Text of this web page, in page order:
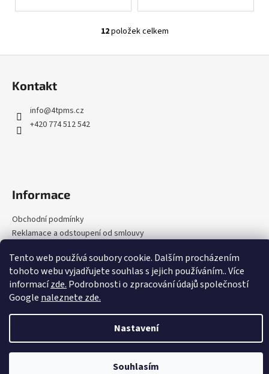
Tento web používá soubory cookie. Dalším procházením
tohoto webu vyjadřujete souhlas s jejich používáním.. Více
informacízde. Podrobnosti o zpracování údajů společností
Google naleznete zde.
Nastavení
Souhlasím
O
p
s
u
12položek celkem
Kontakt
info@4tpms.cz
+420 774 512 542
Informace
Obchodní podmínky
Reklamace a odstoupení od smlouvy
Zpětný odběr
Kontakty
Vytvořil Shoptet
4tpms.cz. Všechna práva vyhrazena.
nastavení cookies